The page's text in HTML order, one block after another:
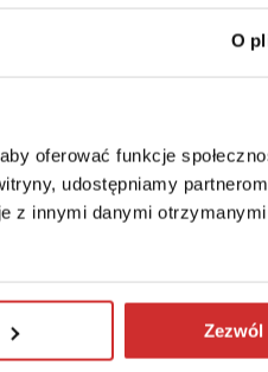
O
oferować funkcje
udostępniamy
z innymi danymi
Zezwól
o tyle kryterium
oceny, aby była ona
problemów, które mogą
Raport z pilotażu
związane z nową ewaluacją. W
materiały wyjaśniające dla
dla ekspertów, których
jak dobrze przygotowywać opisy
wpływ faktycznie występuje w
„Dowody muszą być
zapominają” – podkreślił